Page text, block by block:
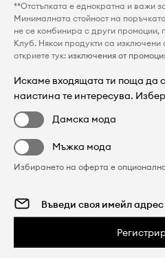
**Отстъпката е еднократна и важи
Минималната стойност на
не се комбинира с други промоции,
Клуб. Някои продукти са
откриете тук: изключения от
Искаме входящата ти поща да
наистина те интересува.
Дамска мода
Мъжка мода
Избирането на оферта е